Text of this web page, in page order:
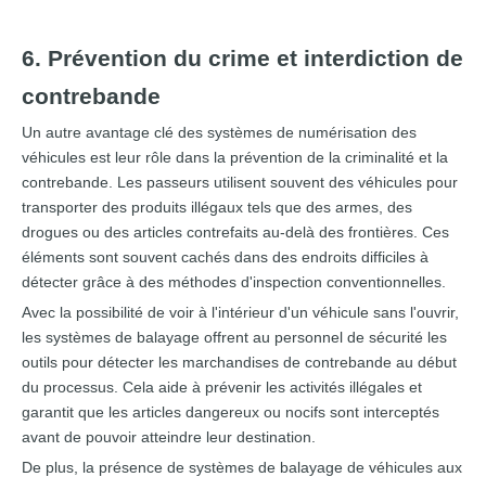
6. Prévention du crime et interdiction de
contrebande
Un autre avantage clé des systèmes de numérisation des
véhicules est leur rôle dans la prévention de la criminalité et la
contrebande. Les passeurs utilisent souvent des véhicules pour
transporter des produits illégaux tels que des armes, des
drogues ou des articles contrefaits au-delà des frontières. Ces
éléments sont souvent cachés dans des endroits difficiles à
détecter grâce à des méthodes d'inspection conventionnelles.
Avec la possibilité de voir à l'intérieur d'un véhicule sans l'ouvrir,
les systèmes de balayage offrent au personnel de sécurité les
outils pour détecter les marchandises de contrebande au début
du processus. Cela aide à prévenir les activités illégales et
garantit que les articles dangereux ou nocifs sont interceptés
avant de pouvoir atteindre leur destination.
De plus, la présence de systèmes de balayage de véhicules aux